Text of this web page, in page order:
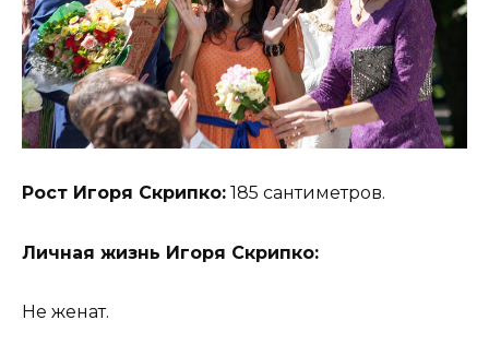
Рост Игоря Скрипко: 185 сантиметров.
Личная жизнь Игоря Скрипко:
Не женат.